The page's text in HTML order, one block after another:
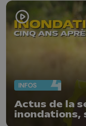
INFOS
Actus de la
inondations,